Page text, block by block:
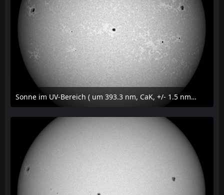
Sonne im UV-Bereich ( um 393.3 nm, CaK, +/- 1.5 nm) am 29. Juli 2026 um 09:50 MESZ
31. Juli 2026 um 20:03